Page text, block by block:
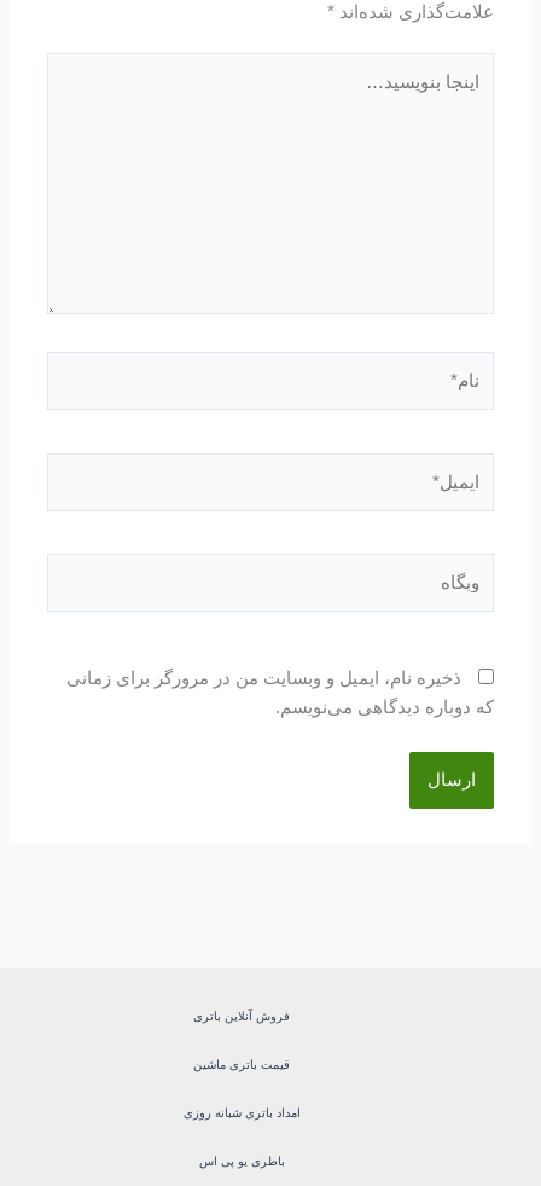
علامت‌گذاری شده‌اند*
بنویسید…
ذخیره نام، ایمیل و وبسایت من در مرورگر برای زمانی
که دوباره دیدگاهی می‌نویسم.
فروش آنلاین باتری
قیمت باتری ماشین
امداد باتری شبانه روزی
باطری یو پی اس